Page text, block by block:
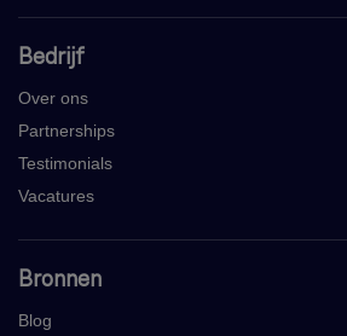
Bedrijf
Over ons
Partnerships
Testimonials
Vacatures
Bronnen
Blog